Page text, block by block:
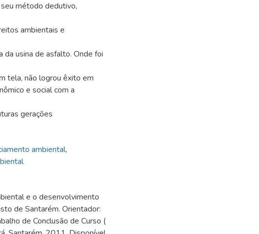
método dedutivo,
ambientais e
da usina de asfalto. Onde foi
tela, não logrou êxito em
e social com a
gerações
ambiental,
e o desenvolvimento
de Santarém. Orientador:
de Conclusão de Curso (